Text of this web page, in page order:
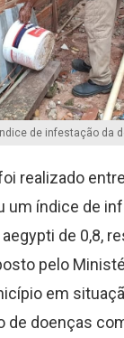
de infestação da
realizado
um índice de
de 0,8,
pelo
em
de doenças